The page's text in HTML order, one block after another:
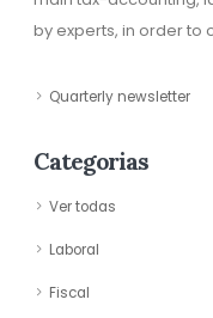
by experts, in order to
Quarterly newsletter
Categorias
Ver todas
Laboral
Fiscal